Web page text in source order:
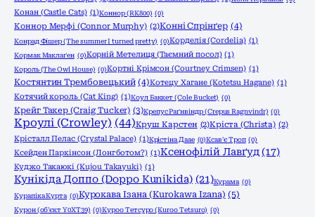
Конан (Castle Cats) (1)Коннор (RK800) (0)
Коннор Мерфі (Connor Murphy) (2)Конні Спрінґер (4)
Конрад Фішер (The summer I turned pretty) (0)Корделія (Cordelia) (1)
Кормак Маклаґен (0)Корній Метелиця (Таємний посол) (1)
Король (The Owl House) (0)Кортні Крімсон (Courtney Crimsen) (1)
Костянтин Трембовецький (4)Котецу Хагане (Kotetsu Hagane) (1)
Котячий король (Cat King) (1)Коул Баккет (Cole Bucket) (0)
Крейг Такер (Craig Tucker) (3)Крепус Раґнвіндр (Crepus Ragnvindr) (0)
Кроулі (Crowley) (44)Круш Карстен (2)Кріста (Christa) (2)
Крісталл Пелас (Crystal Palace) (1)Крістіна Даае (0)Ксав'є Троп (0)
Ксейден Паркінсон (Лонгботом?) (1)Ксенофілій Лавґуд (17)
Куджо Такаюкі (Kujou Takayuki) (1)
Кунікіда Доппо (Doppo Kunikida) (21)Курама (0)
Курапіка Курта (0)Курокава Ізана (Kurokawa Izana) (5)
Курон (об'єкт Y0XT39) (0)Куроо Тетсуро (Kuroo Tetsuro) (0)